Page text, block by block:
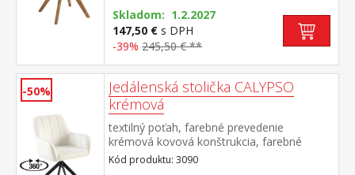
Skladom: 1.2.2027
147,50 € s DPH
-39% 245,50 € **
-50%
Jedálenská stolička CALYPSO
krémová
textilný poťah, farebné prevedenie
krémová kovová konštrukcia, farebné
prevedenie čierna otočná o 360 stupňov
Kód produktu: 3090